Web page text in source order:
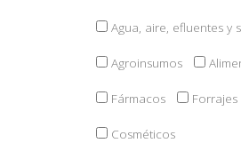
Agua, aire, efluentes y
Agroinsumos
Fármacos Forrajes
Cosméticos